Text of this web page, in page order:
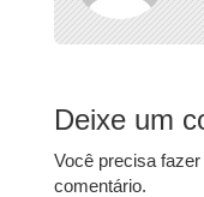
Deixe um
Você precisa fazer
comentário.